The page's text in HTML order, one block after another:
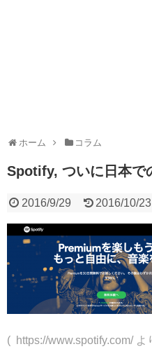
ホーム コラム
Spotify, ついに日本で
2016/9/29 2016/10/23
( https://www.spotify.com/ よ